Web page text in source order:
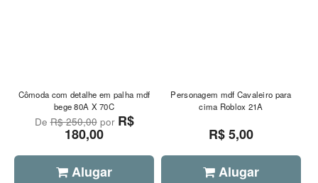
Cômoda com detalhe em palha mdf
bege 80A X 70C
DeR$ 250,00por R$
180,00
Alugar
Personagem mdf Cavaleiro para
cima Roblox 21A
R$ 5,00
Alugar